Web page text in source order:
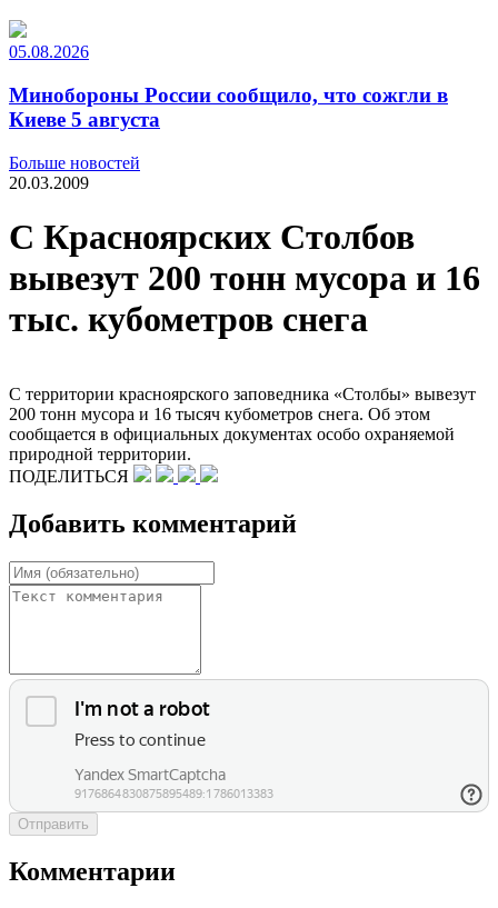
05.08.2026
Минобороны России сообщило, что сожгли в
Киеве 5 августа
Больше новостей
20.03.2009
С Красноярских Столбов
вывезут 200 тонн мусора и 16
тыс. кубометров снега
С территории красноярского заповедника «Столбы» вывезут
200 тонн мусора и 16 тысяч кубометров снега. Об этом
сообщается в официальных документах особо охраняемой
природной территории.
ПОДЕЛИТЬСЯ
Добавить комментарий
Отправить
Комментарии